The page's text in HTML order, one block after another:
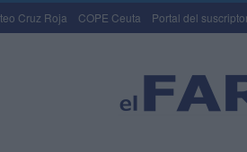
Cruz Roja COPE Ceuta Portal del